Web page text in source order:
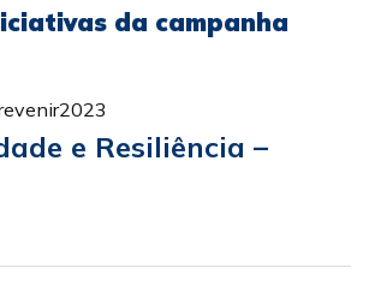
da campanha
e Resiliência –